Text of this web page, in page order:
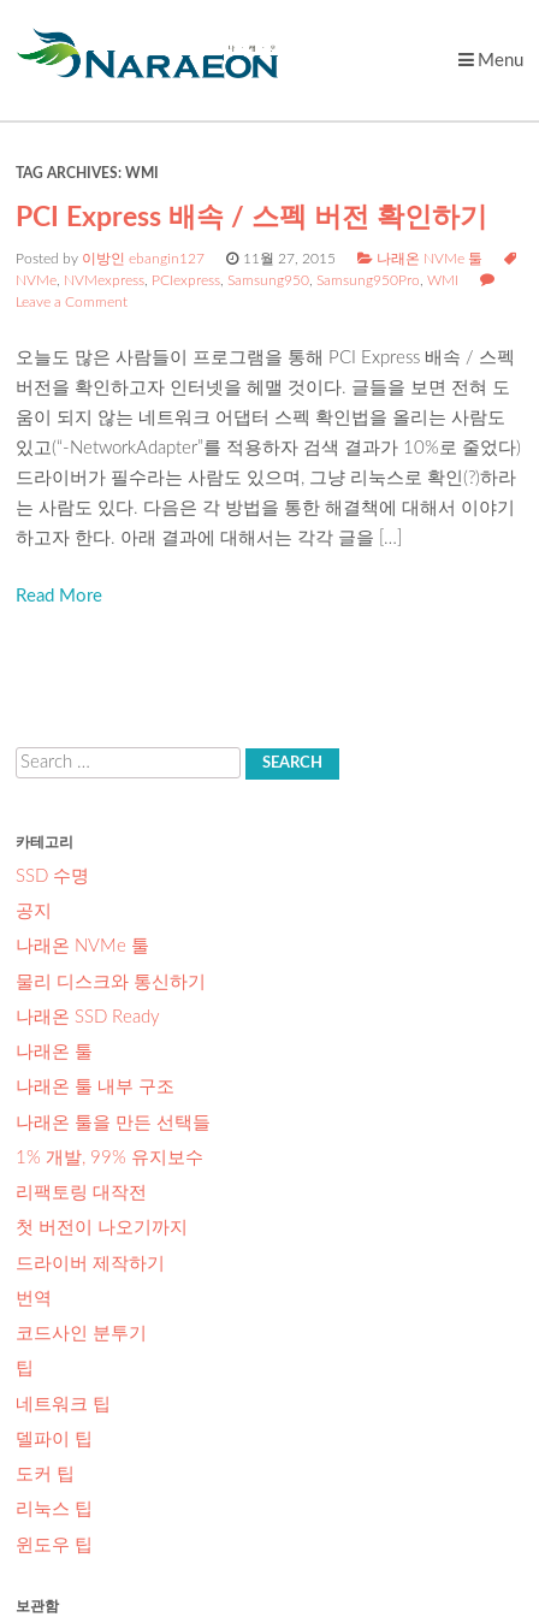
Menu
TAG ARCHIVES:WMI
PCI Express 배속 / 스펙 버전 확인하기
Posted by 이방인 ebangin127 11월 27, 2015
나래온 NVMe 툴
NVMe NVMexpress PCIexpress Samsung950 Samsung950Pro ,WMI
Leave a Comment
오늘도 많은 사람들이 프로그램을 통해 PCI Express 배속 / 스펙
버전을 확인하고자 인터넷을 헤맬 것이다. 글들을 보면 전혀 도
움이 되지 않는 네트워크 어댑터 스펙 확인법을 올리는 사람도
있고(“-NetworkAdapter”를 적용하자 검색 결과가 10%로 줄었다)
드라이버가 필수라는 사람도 있으며, 그냥 리눅스로 확인(?)하라
는 사람도 있다. 다음은 각 방법을 통한 해결책에 대해서 이야기
하고자 한다. 아래 결과에 대해서는 각각 글을 […]
Read More
Search
카테고리
SSD 수명
공지
나래온 NVMe 툴
물리 디스크와 통신하기
나래온 SSD Ready
나래온 툴
나래온 툴 내부 구조
나래온 툴을 만든 선택들
1% 개발, 99% 유지보수
리팩토링 대작전
첫 버전이 나오기까지
드라이버 제작하기
번역
코드사인 분투기
팁
네트워크 팁
델파이 팁
도커 팁
리눅스 팁
윈도우 팁
보관함